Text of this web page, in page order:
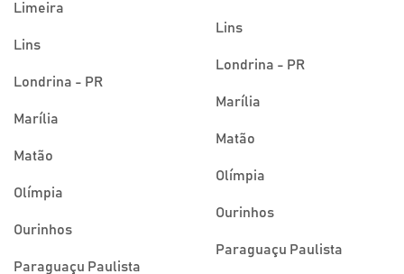
Limeira
Lins
Londrina - PR
Marília
Matão
Olímpia
Ourinhos
Paraguaçu Paulista
Lins
Londrina - PR
Marília
Matão
Olímpia
Ourinhos
Paraguaçu Paulista